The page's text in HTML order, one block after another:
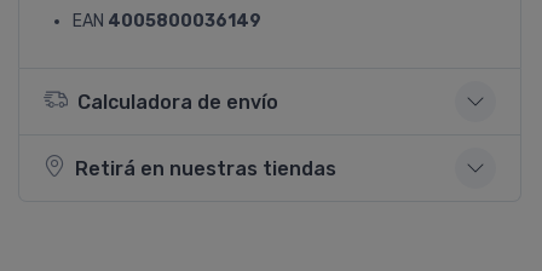
EAN 4005800036149
Calculadora de envío
Retirá en nuestras tiendas